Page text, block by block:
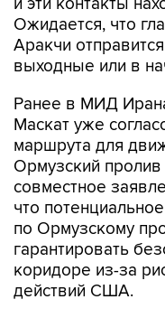
Ожидается, что
Аракчи
выходные или в
Ранее в МИД
Маскат уже
маршрута для
Ормузский пролив
совместное
что
по Ормузскому
гарантировать
коридоре из-за
действий США.